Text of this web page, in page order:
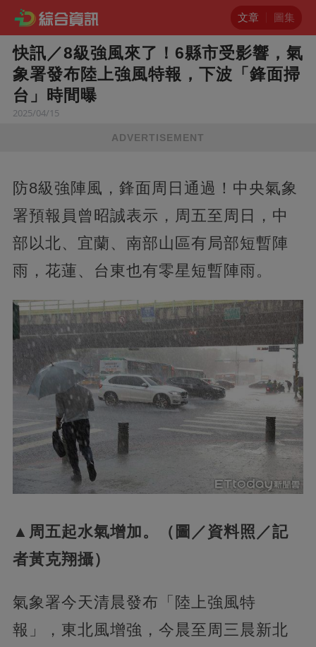
文章 圖集
快訊／8級強風來了！6縣市受影響，氣
象署發布陸上強風特報，下波「鋒面掃
台」時間曝
2025/04/15
ADVERTISEMENT
防8級強陣風，鋒面周日通過！中央氣象
署預報員曾昭誠表示，周五至周日，中
部以北、宜蘭、南部山區有局部短暫陣
雨，花蓮、台東也有零星短暫陣雨。
▲周五起水氣增加。（圖／資料照／記
者黃克翔攝）
氣象署今天清晨發布「陸上強風特
報」，東北風增強，今晨至周三晨新北